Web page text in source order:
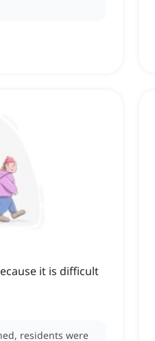
it is difficult
residents were